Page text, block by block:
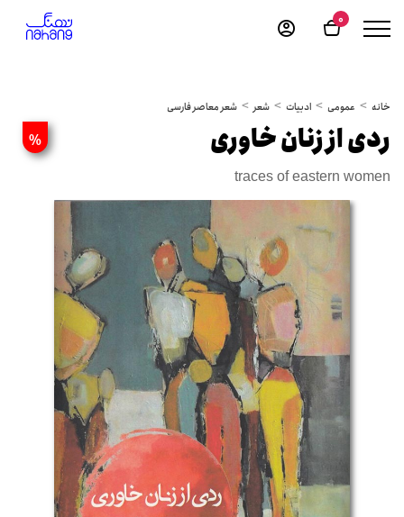
0
خانه عمومی ادبیات شعر شعر معاصر فارسی
% ردی از زنان خاوری
traces of eastern women